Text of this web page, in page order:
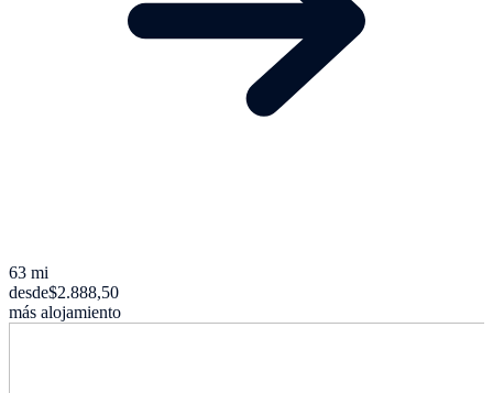
63 mi
desde$2.888,50
más alojamiento